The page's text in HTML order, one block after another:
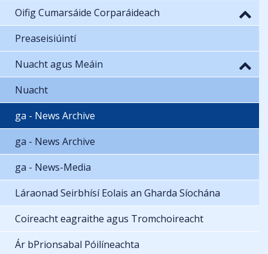
Oifig Cumarsáide Corparáideach
Preaseisiúintí
Nuacht agus Meáin
Nuacht
ga - News Archive
ga - News Archive
ga - News-Media
Láraonad Seirbhísí Eolais an Gharda Síochána
Coireacht eagraithe agus Tromchoireacht
Ár bPrionsabal Póilíneachta